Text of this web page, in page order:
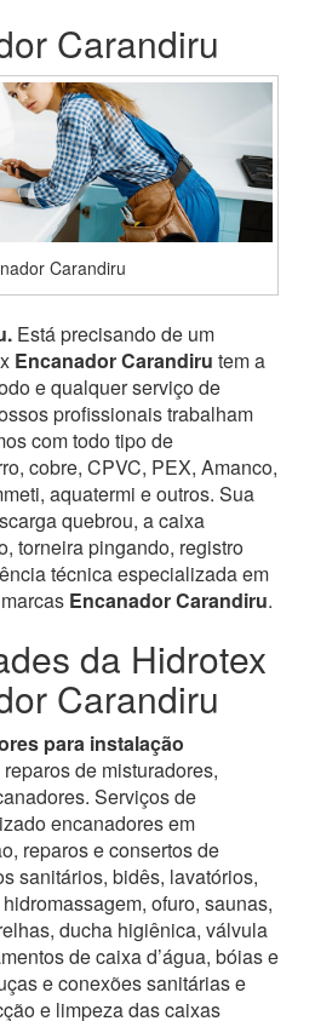
Carandiru
Carandiru
Está precisando de um
Encanador Carandiru tem a
e qualquer serviço de
profissionais trabalham
com todo tipo de
cobre, CPVC, PEX, Amanco,
aquatermi e outros. Sua
quebrou, a caixa
torneira pingando, registro
técnica especializada em
Encanador Carandiru.
da Hidrotex
Carandiru
para instalação
de misturadores,
Serviços de
encanadores em
reparos e consertos de
sanitários, bidês, lavatórios,
ofuro, saunas,
ducha higiênica, válvula
de caixa d’água, bóias e
e conexões sanitárias e
e limpeza das caixas